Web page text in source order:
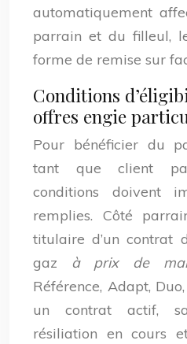
automatiquement
parrain et du filleul,
forme de remise sur
Conditions
offres engie
Pour bénéficier du
tant que client
conditions doivent
remplies. Côté
titulaire d’un contrat
gaz
à prix de
Référence, Adapt,
un contrat actif,
résiliation en cours